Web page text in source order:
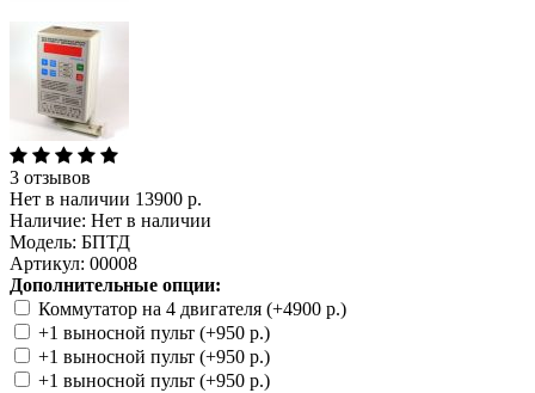
3 отзывов
Нет в наличии 13900 р.
Наличие: Нет в наличии
Модель: БПТД
Артикул: 00008
Дополнительные опции:
Коммутатор на 4 двигателя (+4900 р.)
+1 выносной пульт (+950 р.)
+1 выносной пульт (+950 р.)
+1 выносной пульт (+950 р.)